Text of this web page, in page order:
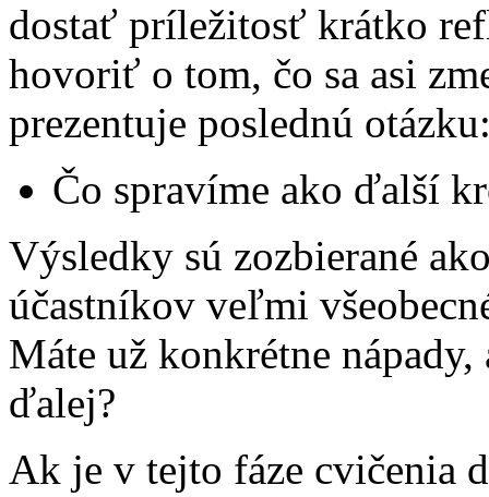
dostať príležitosť krátko
hovoriť o tom, čo sa asi
prezentuje poslednú
Čo spravíme ako ďalší
Výsledky sú zozbierané
účastníkov veľmi
Máte už konkrétne
ďalej?
Ak je v tejto fáze cvičenia